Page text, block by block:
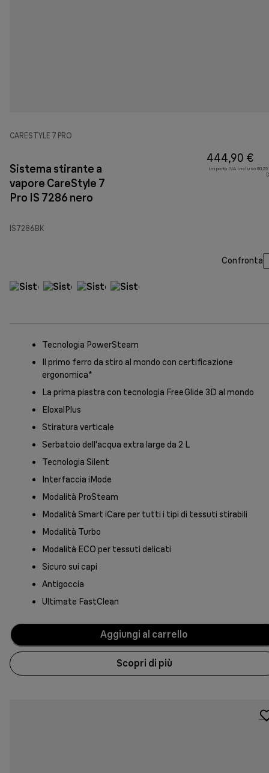
CARESTYLE 7 PRO
Sistema stirante a
vapore CareStyle 7
Pro IS 7286 nero
IS7286BK
444,90 €
Importo IVA incluso
Confronta
Tecnologia PowerSteam
Il primo ferro da stiro al mondo con certificazione
ergonomica*
La prima piastra con tecnologia FreeGlide 3D al mondo
EloxalPlus
Stiratura verticale
Serbatoio dell'acqua extra large da 2 L
Tecnologia Silent
Interfaccia iMode
Modalità ProSteam
Modalità Smart iCare per tutti i tipi di tessuti stirabili
Modalità Turbo
Modalità ECO per tessuti delicati
Sicuro sui capi
Antigoccia
Ultimate FastClean
Aggiungi al carrello
Scopri di più